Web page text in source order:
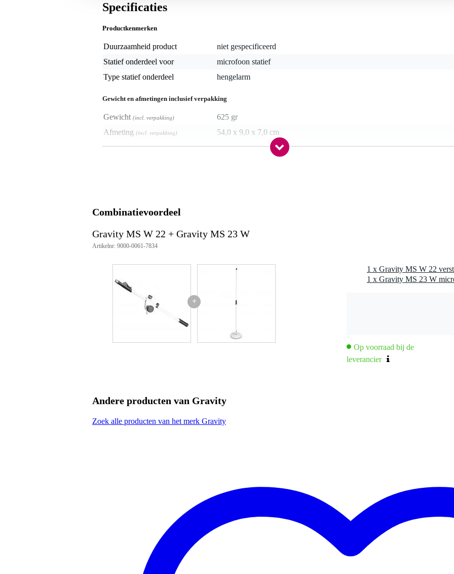
Specificaties
Productkenmerken
Duurzaamheid product
niet gespecificeerd
Statief onderdeel voor
microfoon statief
Type statief onderdeel
hengelarm
Gewicht en afmetingen inclusief verpakking
Gewicht (incl. verpakking)
625 gr
Afmeting (incl. verpakking) 54,0 x 9,0 x 7,0 cm
hengelarm lengte: 50 - 88 cm
op 2 punten verstelbaar
gewicht: 0.43 kg
meegeleverd: zwarte ringenset
Combinatievoordeel
Gravity MS W 22 + Gravity MS 23 W
Artikelnr: 9000-0061-7834
+
1 x Gravity MS W 22
Op voorraad bij de
leverancier
Andere producten van Gravity
Zoek alle producten van het merk Gravity